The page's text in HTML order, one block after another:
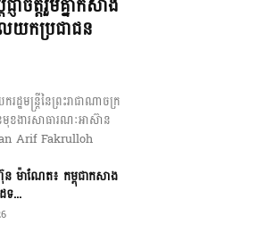
យកប្រជាជន
មន្ត្រីនៃព្រះរាជាណាចក្រ
ខងារសាធារណៈអាស៊ាន
Arif Fakrulloh
ម៉ាណែត៖ កម្ពុជាកសាង
ទ...